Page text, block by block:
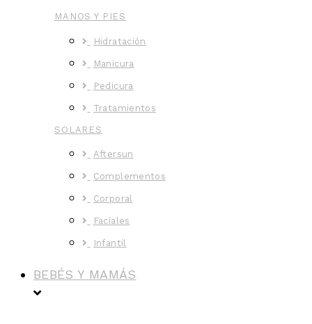
MANOS Y PIES
Hidratación
Manicura
Pedicura
Tratamientos
SOLARES
Aftersun
Complementos
Corporal
Faciales
Infantil
BEBÉS Y MAMÁS